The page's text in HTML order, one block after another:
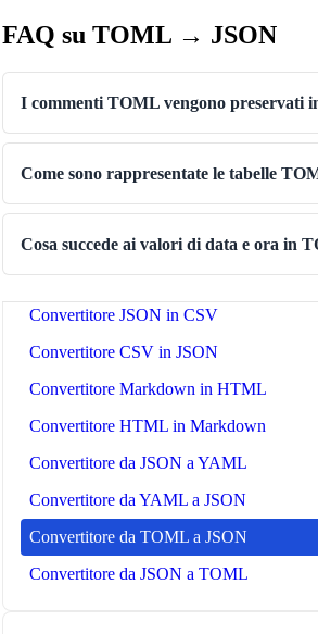
Text Case Converter
Convertitore da Slug a Titolo
Convertitore da titolo a slug
Tester di espressioni regolari
Convertitore di colori
Verificatore del contrasto
Convertitore JSON in CSV
Convertitore CSV in JSON
Convertitore Markdown in HTML
Convertitore HTML in Markdown
Convertitore da JSON a YAML
Convertitore da YAML a JSON
Convertitore da TOML a JSON
Convertitore da JSON a TOML
FAQ su TOML → JSON
I commenti TOML vengono preservati
Come sono rappresentate le tabelle
Cosa succede ai valori di data e ora in